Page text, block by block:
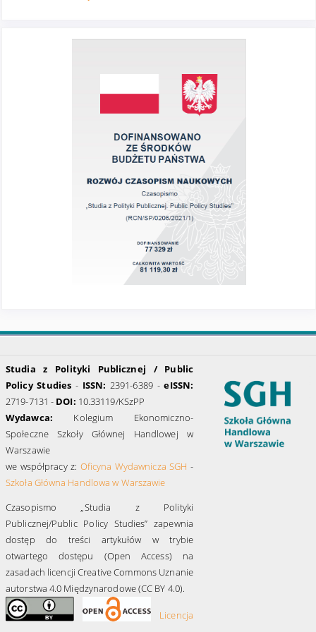
Studia z Polityki Publicznej / Public
Policy Studies - ISSN: 2391-6389 -eISSN:
2719-7131 - DOI: 10.33119/KSzPP
Wydawca: Kolegium Ekonomiczno-
Społeczne Szkoły Głównej Handlowej w
Warszawie
we współpracy z: Oficyna Wydawnicza SGH -
Szkoła Główna Handlowa w Warszawie
Czasopismo „Studia z Polityki
Publicznej/Public Policy Studies” zapewnia
dostęp do treści artykułów w trybie
otwartego dostępu (Open Access) na
zasadach licencji Creative Commons Uznanie
autorstwa 4.0 Międzynarodowe (CC BY 4.0).
Licencja